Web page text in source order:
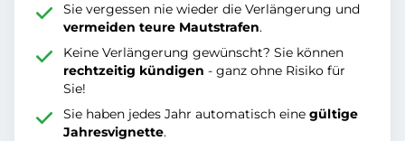
Sie vergessen nie wieder die Verlängerung und
vermeiden teure Mautstrafen.
Keine Verlängerung gewünscht? Sie können
rechtzeitig kündigen - ganz ohne Risiko für
Sie!
Sie haben jedes Jahr automatisch einegültige
Jahresvignette.